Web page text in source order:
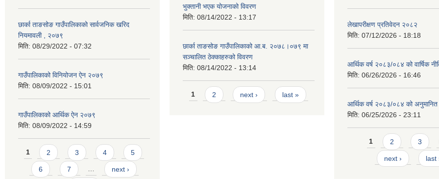
छार्का ताङसोङ गाउँपालिकाको सार्वजनिक खरिद
नियमावली , २०७९
मिति: 08/29/2022 - 07:32
गाउँपालिकाको विनियोजन ऐन २०७९
मिति: 08/09/2022 - 15:01
गाउँपालिकाको आर्थिक ऐन २०७९
मिति: 08/09/2022 - 14:59
Pages
1 2 3 4 5
6 7 … next ›
भुक्तानी भएक योजनाको विवरण
मिति: 08/14/2022 - 13:17
छार्का ताङसोङ गाउँपालिकाको आ.ब. २०७८।०७९ मा
सञ्चालित ठेक्काहरुको विवरण
मिति: 08/14/2022 - 13:14
Pages
1 2 next › last »
लेखापरीक्षण प्रतिवेदन २०८२
मिति: 07/12/2026 - 18:18
आर्थिक वर्ष २०८३/०८४ को वार्षिक
मिति: 06/26/2026 - 16:46
आर्थिक वर्ष २०८३/०८४ को
मिति: 06/25/2026 - 23:11
Pages
1 2 3
next › last